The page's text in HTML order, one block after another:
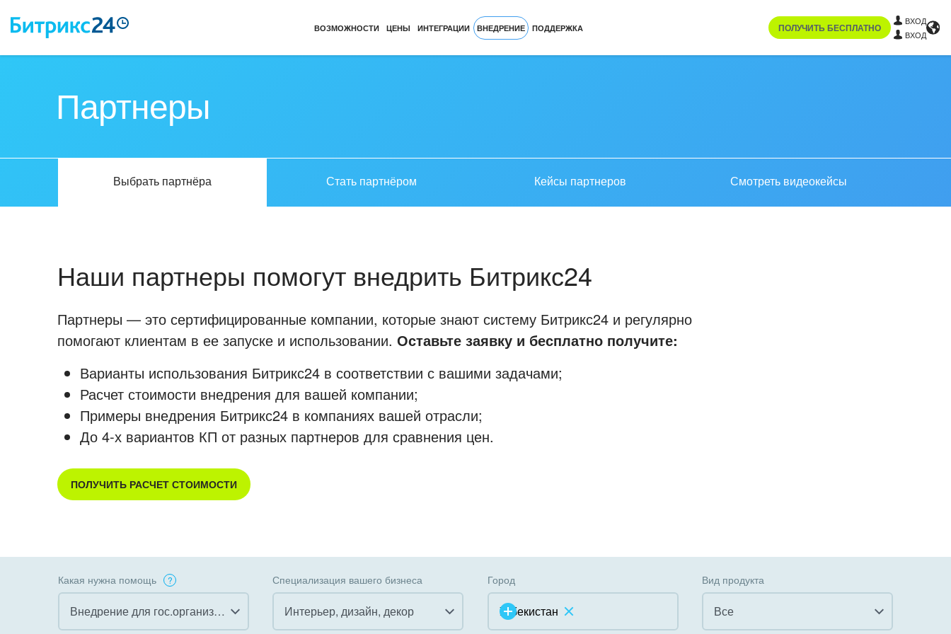
ВОЗМОЖНОСТИ ЦЕНЫ ИНТЕГРАЦИИ ВНЕДРЕНИЕ ПОДДЕРЖКА ПОЛУЧИТЬ БЕСПЛАТНО
ВХОД
ВХОД
Партнеры
Выбрать партнёра Стать партнёром Кейсы партнеров Смотреть видеокейсы
Наши партнеры помогут внедрить Битрикс24
Партнеры — это сертифицированные компании, которые знают систему Битрикс24 и регулярно
помогают клиентам в ее запуске и использовании. Оставьте заявку и бесплатно получите:
Варианты использования Битрикс24 в соответствии с вашими задачами;
Расчет стоимости внедрения для вашей компании;
Примеры внедрения Битрикс24 в компаниях вашей отрасли;
До 4-х вариантов КП от разных партнеров для сравнения цен.
ПОЛУЧИТЬ РАСЧЕТ СТОИМОСТИ
Какая нужна помощь
Внедрение для гос.организаций
Специализация вашего бизнеса
Интерьер, дизайн, декор
Город
Узбекистан
Вид продукта
Все